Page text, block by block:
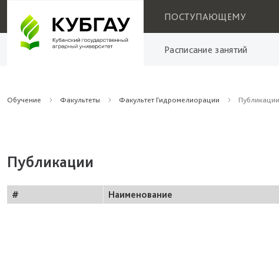
ПОСТУПАЮЩЕМУ
Расписание занятий
Обучение Факультеты Факультет Гидромелиорации Публикации
Публикации
# Наименование